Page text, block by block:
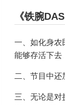
《铁腕
一、如化身农
能够存活下去
二、节目中还
三、无论是对